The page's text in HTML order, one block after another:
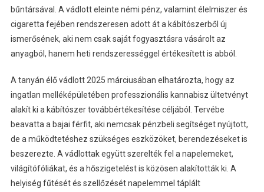
bűntársával. A vádlott eleinte némi pénz, valamint élelmiszer és
cigaretta fejében rendszeresen adott át a kábítószerből új
ismerősének, aki nem csak saját fogyasztásra vásárolt az
anyagból, hanem heti rendszerességgel értékesített is abból.
A tanyán élő vádlott 2025 márciusában elhatározta, hogy az
ingatlan melléképületében professzionális kannabisz ültetvényt
alakít ki a kábítószer továbbértékesítése céljából. Tervébe
beavatta a bajai férfit, aki nemcsak pénzbeli segítséget nyújtott,
de a működtetéshez szükséges eszközöket, berendezéseket is
beszerezte. A vádlottak együtt szerelték fel a napelemeket,
világítófóliákat, és a hőszigetelést is közösen alakították ki. A
helyiség fűtését és szellőzését napelemmel táplált